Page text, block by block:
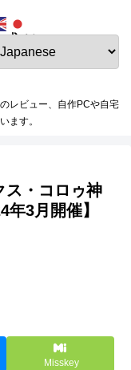
り
レビュー、自作PCや自宅
ます。
ス・コロゥ神
3月開催】
Misskey